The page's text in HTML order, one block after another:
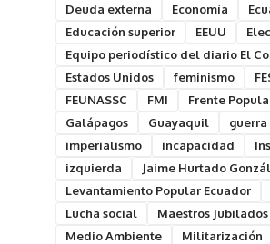
Deuda externa
Economía
Educación superior
EEUU
Equipo periodístico del diario El
Estados Unidos
feminismo
FEUNASSC
FMI Frente
Galápagos
Guayaquil guerra
imperialismo
incapacidad
izquierda
Jaime Hurtado
Levantamiento Popular Ecuador
Lucha social
Maestros Jubilados
Medio Ambiente
Militarización